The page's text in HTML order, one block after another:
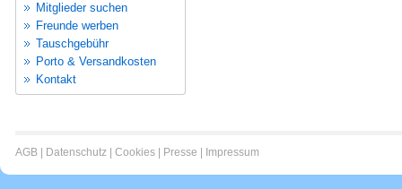
Mitglieder suchen
Freunde werben
Tauschgebühr
Porto & Versandkosten
Kontakt
AGB Datenschutz Cookies Presse Impressum